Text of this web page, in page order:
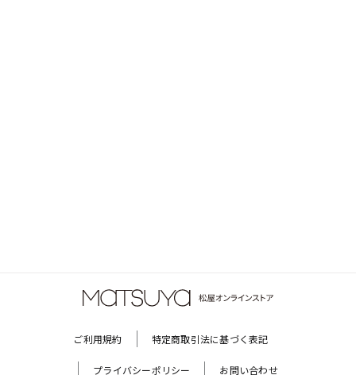
ご利用規約 特定商取引法に基づく表記
プライバシーポリシー お問い合わせ